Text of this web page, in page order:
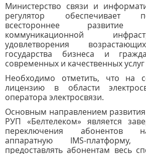
Министерство связи и
регулятор обеспечивает
всестороннее развитие
коммуникационной
удовлетворения
государства бизнеса и
современных и качественных услуг
Необходимо отметить, что на
лицензию в области
оператора электросвязи.
Основным направлением развития
РУП «Белтелеком» является
переключения абонентов
аппаратную IMS-
предоставлять абонентам весь